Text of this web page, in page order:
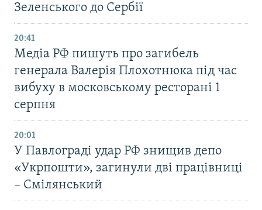
Зеленського до Сербії
20:41
Медіа РФ пишуть про загибель
генерала Валерія Плохотнюка під час
вибуху в московському ресторані 1
серпня
20:01
У Павлограді удар РФ знищив депо
«Укрпошти», загинули дві працівниці
– Смілянський